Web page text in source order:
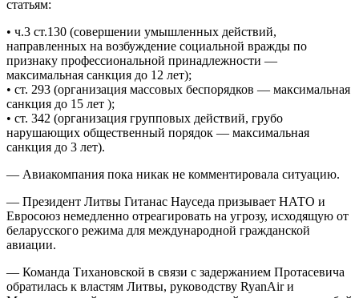
статьям:
• ч.3 ст.130 (совершении умышленных действий,
направленных на возбуждение социальной вражды по
признаку профессиональной принадлежности —
максимальная санкция до 12 лет);
• ст. 293 (организация массовых беспорядков — максимальная
санкция до 15 лет );
• ст. 342 (организация групповых действий, грубо
нарушающих общественный порядок — максимальная
санкция до 3 лет).
— Авиакомпания пока никак не комментировала ситуацию.
— Президент Литвы Гитанас Науседа призывает НАТО и
Евросоюз немедленно отреагировать на угрозу, исходящую от
беларусского режима для международной гражданской
авиации.
— Команда Тихановской в связи с задержанием Протасевича
обратилась к властям Литвы, руководству RyanAir и